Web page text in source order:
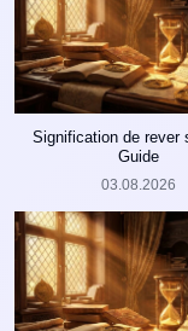
Signification de rever
Guide
03.08.2026